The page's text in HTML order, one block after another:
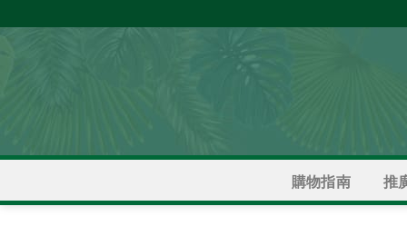
to
購物指南 推